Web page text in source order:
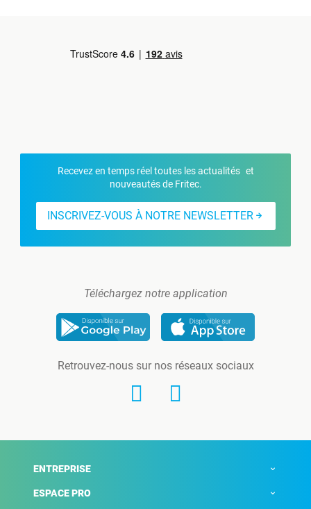
Recevez en temps réel toutes les actualités et
nouveautés de Fritec.
INSCRIVEZ-VOUS À NOTRE NEWSLETTER
Téléchargez notre application
Retrouvez-nous sur nos réseaux sociaux
ENTREPRISE
ESPACE PRO